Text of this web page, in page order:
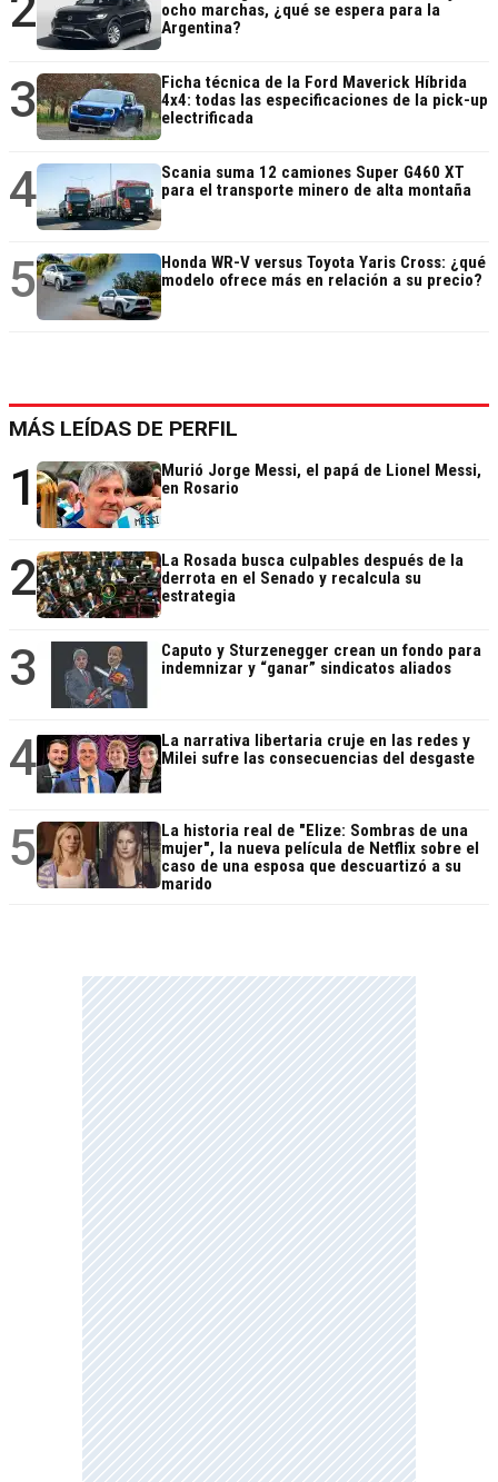
ocho marchas, ¿qué se espera para la
Argentina?
3
Ficha técnica de la Ford Maverick Híbrida
4x4: todas las especificaciones de la pick-up
electrificada
4
Scania suma 12 camiones Super G460 XT
para el transporte minero de alta montaña
5
Honda WR-V versus Toyota Yaris Cross: ¿qué
modelo ofrece más en relación a su precio?
MÁS LEÍDAS DE PERFIL
1
Murió Jorge Messi, el papá de Lionel Messi,
en Rosario
2
La Rosada busca culpables después de la
derrota en el Senado y recalcula su
estrategia
3
Caputo y Sturzenegger crean un fondo para
indemnizar y “ganar” sindicatos aliados
4
La narrativa libertaria cruje en las redes y
Milei sufre las consecuencias del desgaste
5
La historia real de "Elize: Sombras de una
mujer", la nueva película de Netflix sobre el
caso de una esposa que descuartizó a su
marido